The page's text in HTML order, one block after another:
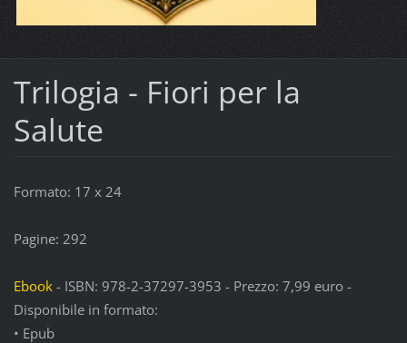
Trilogia - Fiori per la
Salute
Formato: 17 x 24
Pagine: 292
Ebook - ISBN: 978-2-37297-3953 - Prezzo: 7,99 euro -
Disponibile in formato:
• Epub